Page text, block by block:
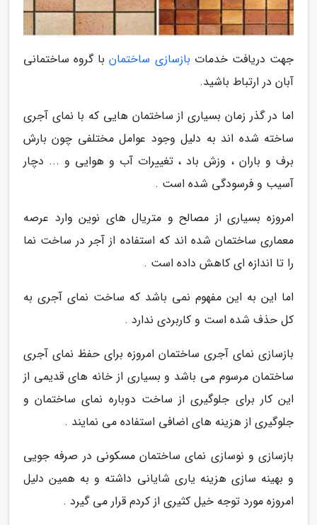
جهت دریافت خدمات بازسازی ساختمانبا گروه ساختمانی
آبان در ارتباط باشید.
اما در گذر زمان بسیاری از ساختمان هایی که با نمای آجری
ساخته شده اند به دلیل وجود عوامل مختلفی چون بارش
برف و باران ، وزش باد ، تغییرات آب و هوایی و ... دچار
آسیب و فرسودگی شده است .
امروزه بسیاری از مصالح و متریال های نوین وارد عرصه
معماری ساختمان شده اند که استفاده از آجر در ساخت نما
را تا اندازه ای کاهش داده است .
اما این به این مفهوم نمی باشد که ساخت نمای آجری به
کل حذف شده است و کاربردی ندارد .
بازسازی نمای آجری ساختمان امروزه برای حفظ نمای آجری
ساختمان مرسوم می باشد و بسیاری از خانه های قدیمی از
این کار برای جلوگیری از ساخت دوباره نمای ساختمان و
جلوگیری از هزینه های اضافی استفاده می نمایند .
بازسازی و نوسازی نمای ساختمان مسکونی در صرفه جویی
و بهینه سازی هزینه یاری شایانی داشته و به همین دلیل
امروزه مورد توجه خیل کثیری از کردم قرار می گیرد .